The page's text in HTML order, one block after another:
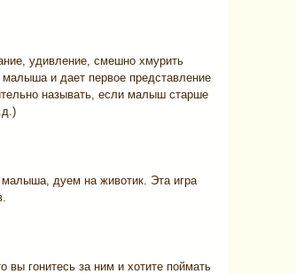
удивление, смешно хмурить
малыша и дает первое представление
называть, если малыш старше
дуем на животик. Эта игра
гонитесь за ним и хотите поймать